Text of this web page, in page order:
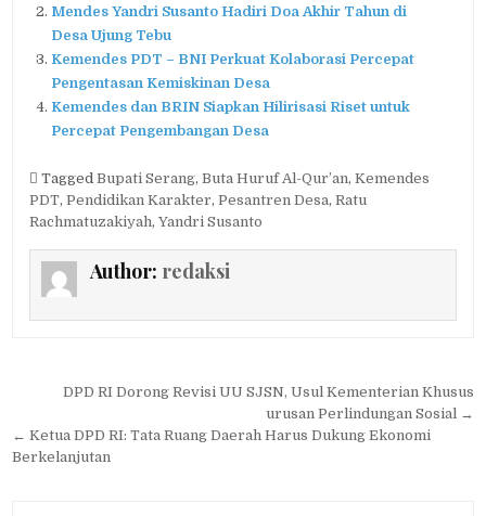
Mendes Yandri Susanto Hadiri Doa Akhir Tahun di
Desa Ujung Tebu
Kemendes PDT – BNI Perkuat Kolaborasi Percepat
Pengentasan Kemiskinan Desa
Kemendes dan BRIN Siapkan Hilirisasi Riset untuk
Percepat Pengembangan Desa
TaggedBupati Serang,Buta Huruf Al-Qur’an,Kemendes
PDT,Pendidikan Karakter,Pesantren Desa,Ratu
Rachmatuzakiyah,Yandri Susanto
Author: redaksi
Navigasi
pos
DPD RI Dorong Revisi UU SJSN, Usul Kementerian Khusus
urusan Perlindungan Sosial →
← Ketua DPD RI: Tata Ruang Daerah Harus Dukung Ekonomi
Berkelanjutan